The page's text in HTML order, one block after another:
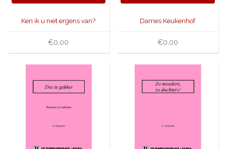
Ken ik u niet ergens van?
€0,00
Dames Keukenhof
€0,00